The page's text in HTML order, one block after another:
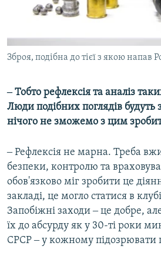
Зброя, подібна до тієї з якою напав
‒ Тобто рефлексія та аналіз
Люди подібних поглядів будуть
нічого не зможемо з цим
‒ Рефлексія не марна. Треба
безпеки, контролю та
обов'язково міг зробити це
закладі, це могло статися в
Запобіжні заходи ‒ це добре,
їх до абсурду як у 30-ті роки
СРСР ‒ у кожному підозрювати